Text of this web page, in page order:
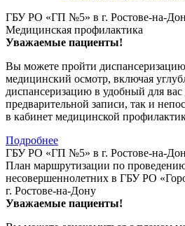
ГБУ РО «ГП №5» в г. Ростове-на-
Медицинская профилактика
Уважаемые пациенты!
Вы можете пройти
медицинский осмотр, включая
диспансеризацию в удобный для вас
предварительной записи, так и
в кабинет медицинской
Подробнее
ГБУ РО «ГП №5» в г. Ростове-на-
План маршрутизации по
несовершеннолетних в ГБУ РО
г. Ростове-на-Дону
Уважаемые пациенты!